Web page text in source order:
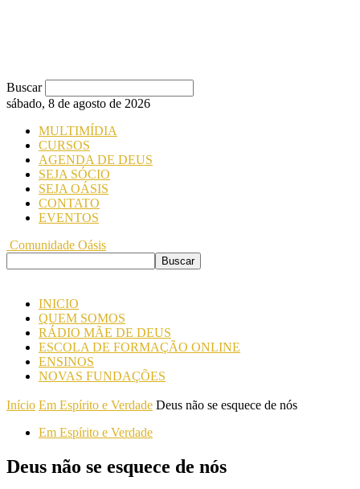
Buscar
sábado, 8 de agosto de 2026
MULTIMÍDIA
CURSOS
AGENDA DE DEUS
SEJA SÓCIO
SEJA OÁSIS
CONTATO
EVENTOS
Comunidade Oásis
INICIO
QUEM SOMOS
RÁDIO MÃE DE DEUS
ESCOLA DE FORMAÇÃO ONLINE
ENSINOS
NOVAS FUNDAÇÕES
Início Em Espírito e Verdade Deus não se esquece de nós
Em Espírito e Verdade
Deus não se esquece de nós